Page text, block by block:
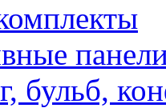
бульб,